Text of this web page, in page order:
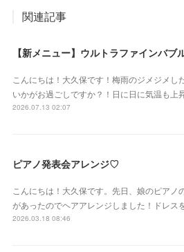
関連記事
こんにちは！大久保です！梅雨のジメジメし
いかがお過ごしですか？！日に日に気温も上
2026.07.13 02:07
ピアノ発表会アレンジ♡
こんにちは！大久保です。先日、娘のピアノ
があったのでヘアアレンジしました！ドレス
2026.03.18 08:46